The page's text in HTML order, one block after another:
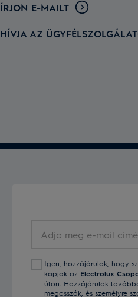
ÍRJON E-MAILT
HÍVJA AZ
meg
mail
címét
Igen, hozzájárulok, hogy
kapjak az Electrolux
úton. Hozzájárulok
megosszák, és személyre